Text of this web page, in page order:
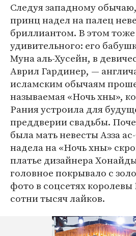
Следуя западному
принц надел на палец
бриллиантом. В этом тоже
удивительного: его
Муна аль-Хусейн, в
Аврил Гардинер, —
исламским обычаям
называемая «Ночь хны»,
Рания устроила для
преддверии свадьбы.
была мать невесты Азза
надела на «Ночь хны»
платье дизайнера
головное покрывало с
фото в соцсетях
сотни тысяч лайков.